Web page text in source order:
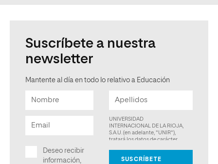
Suscríbete a nuestra
newsletter
Mantente al día en todo lo relativo a Educación